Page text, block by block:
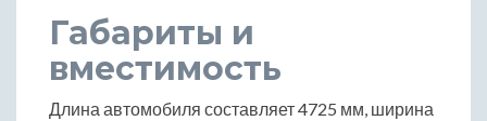
Габариты и
вместимость
Длина автомобиля составляет 4725 мм, ширина